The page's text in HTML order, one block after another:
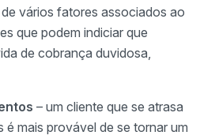
vários fatores associados ao
que podem indiciar que
de cobrança duvidosa,
– um cliente que se atrasa
é mais provável de se tornar um